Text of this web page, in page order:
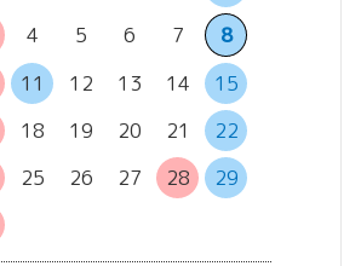
4 5 6 7
8
11 12 13 14
15
18 19 20 21
22
25 26 27 28
29